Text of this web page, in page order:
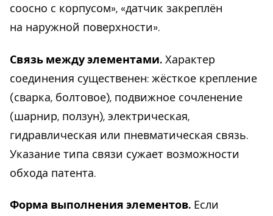
соосно с корпусом», «датчик закреплён
на наружной поверхности».
Связь между элементами. Характер
соединения существенен: жёсткое крепление
(сварка, болтовое), подвижное сочленение
(шарнир, ползун), электрическая,
гидравлическая или пневматическая связь.
Указание типа связи сужает возможности
обхода патента.
Форма выполнения элементов. Если